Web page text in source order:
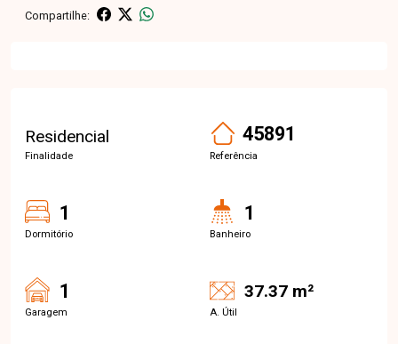
Compartilhe:
Residencial
Finalidade
45891
Referência
1
Dormitório
1
Banheiro
1
Garagem
37.37 m²
A. Útil